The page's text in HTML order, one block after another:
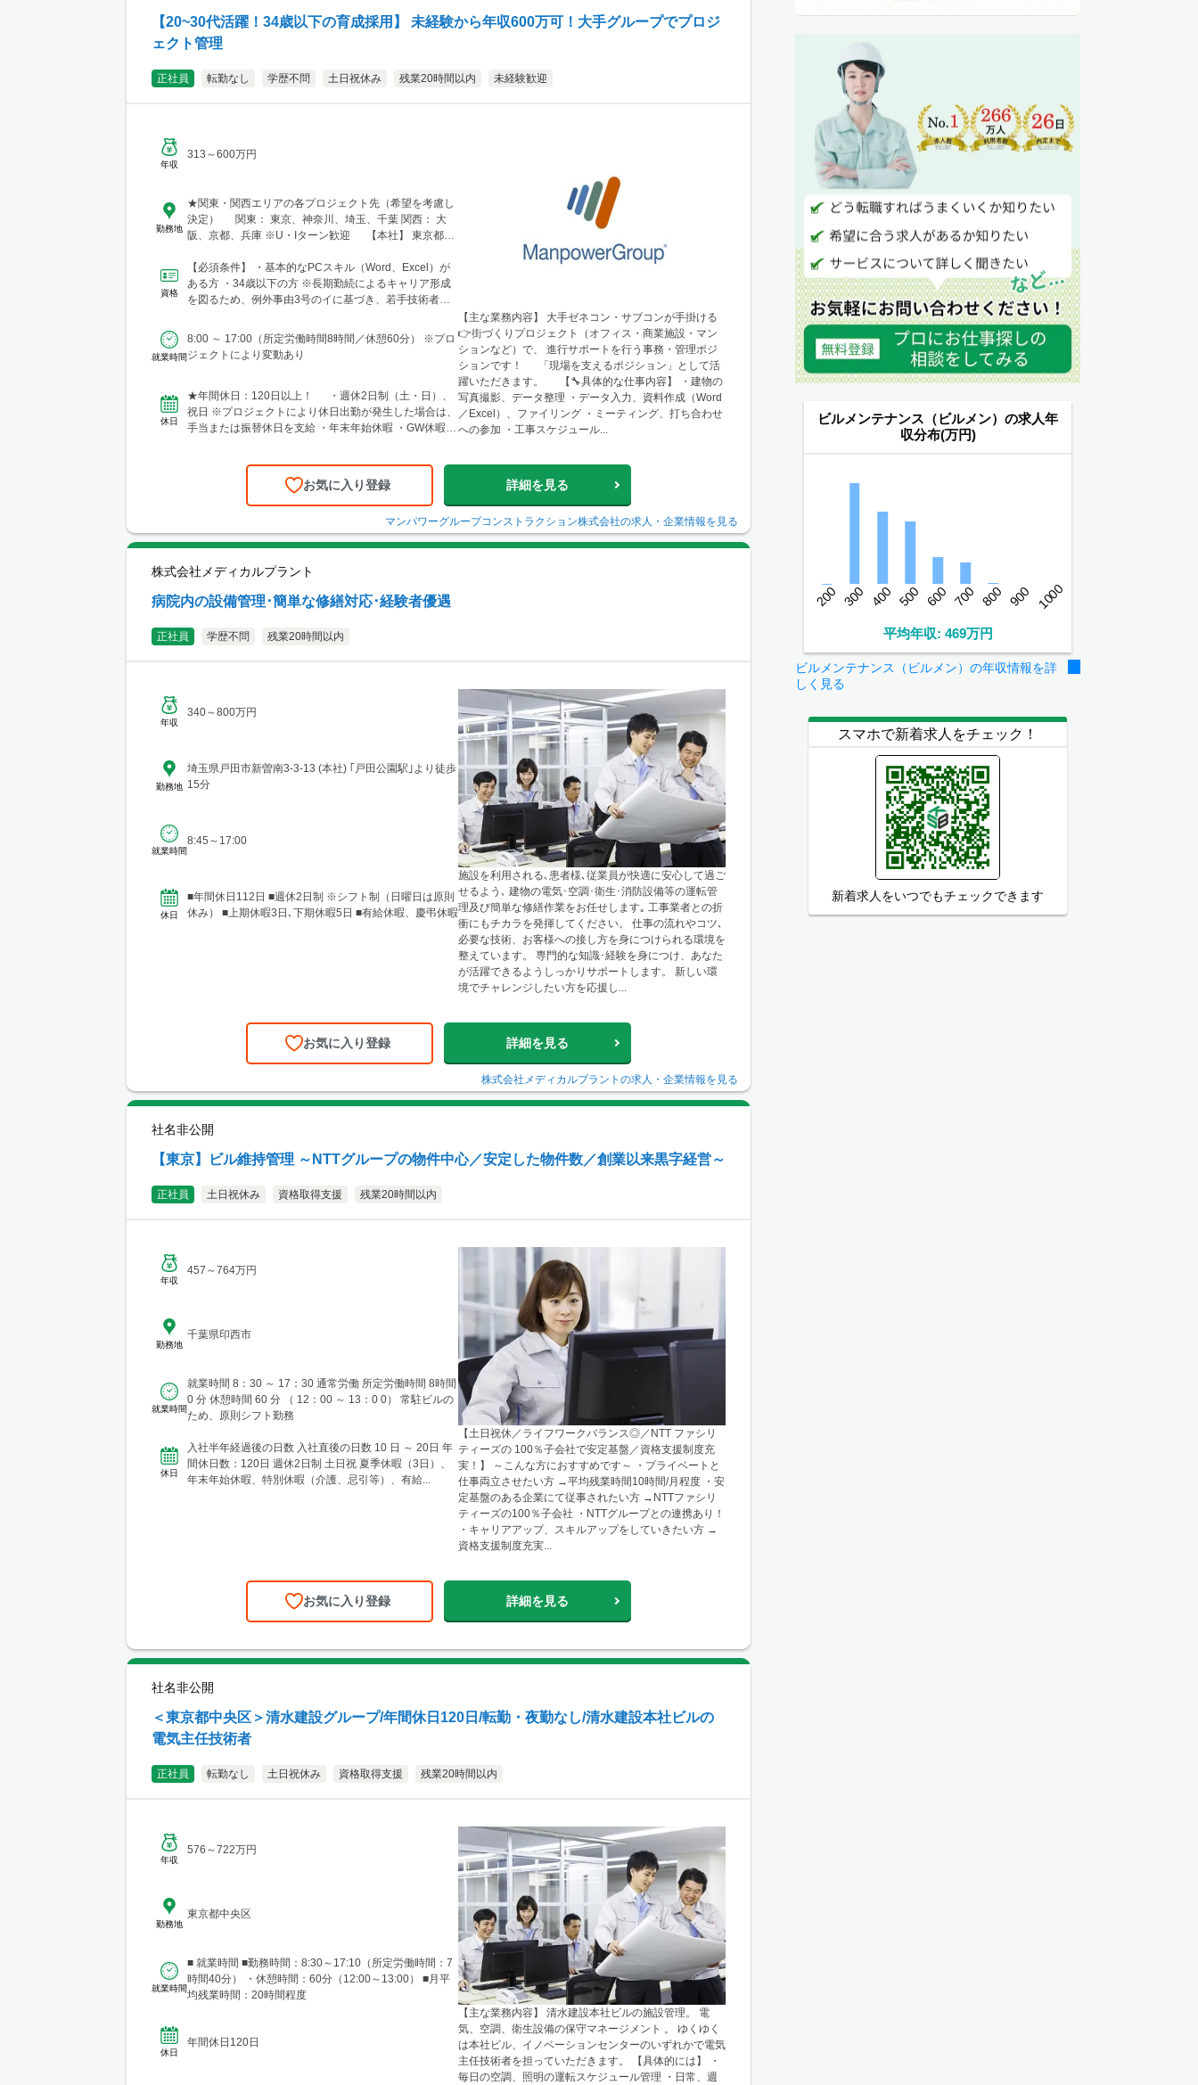
【20~30代活躍！34歳以下の育成採用】 未経験から年収600万可！大手グループでプロジ
ェクト管理
正社員 転勤なし 学歴不問 土日祝休み 残業20時間以内 未経験歓迎
年収
313～600万円
勤務地
★関東・関西エリアの各プロジェクト先（希望を考慮し
決定） 関東： 東京、神奈川、埼玉、千葉 関西： 大
阪、京都、兵庫 ※U・Iターン歓迎 【本社】 東京都港
資格
【必須条件】 ・基本的なPCスキル（Word、Excel）が
ある方 ・34歳以下の方 ※長期勤続によるキャリア形成
を図るため、例外事由3号のイに基づき、若手技術者の
就業時間
8:00 ～ 17:00（所定労働時間8時間／休憩60分） ※プロ
ジェクトにより変動あり
休日
★年間休日：120日以上！ ・週休2日制（土・日）、
祝日 ※プロジェクトにより休日出勤が発生した場合は、
手当または振替休日を支給 ・年末年始休暇 ・GW休暇
【主な業務内容】 大手ゼネコン・サブコンが手掛ける
👉街づくりプロジェクト（オフィス・商業施設・マン
ションなど）で、 進行サポートを行う事務・管理ポジ
ションです！ 「現場を支えるポジション」として活
躍いただきます。 【🔧具体的な仕事内容】 ・建物の
写真撮影、データ整理 ・データ入力、資料作成（Word
／Excel）、ファイリング ・ミーティング、打ち合わせ
への参加 ・工事スケジュール...
お気に入り登録 詳細を見る
マンパワーグループコンストラクション株式会社の求人・企業情報を見る
株式会社メディカルプラント
病院内の設備管理･簡単な修繕対応･経験者優遇
正社員 学歴不問 残業20時間以内
年収
340～800万円
勤務地
埼玉県戸田市新曽南3-3-13 (本社) ｢戸田公園駅｣より徒歩
15分
就業時間
8:45～17:00
休日
■年間休日112日 ■週休2日制 ※シフト制（日曜日は原則
休み） ■上期休暇3日､下期休暇5日 ■有給休暇、慶弔休暇
施設を利用される､患者様､従業員が快適に安心して過ご
せるよう､ 建物の電気･空調･衛生･消防設備等の運転管
理及び簡単な修繕作業をお任せします｡ 工事業者との折
衝にもチカラを発揮してください。 仕事の流れやコツ､
必要な技術、お客様への接し方を身につけられる環境を
整えています。 専門的な知識･経験を身につけ、あなた
が活躍できるようしっかりサポートします。 新しい環
境でチャレンジしたい方を応援し...
お気に入り登録 詳細を見る
株式会社メディカルプラント の求人・企業情報を見る
社名非公開
【東京】ビル維持管理 ～NTTグループの物件中心／安定した物件数／創業以来黒字経営～
正社員 土日祝休み 資格取得支援 残業20時間以内
年収
457～764万円
勤務地
千葉県印西市
就業時間
就業時間 8：30 ～ 17：30 通常労働 所定労働時間 8時間
0 分 休憩時間 60 分 （ 12：00 ～ 13：0 0） 常駐ビルの
ため、原則シフト勤務
休日
入社半年経過後の日数 入社直後の日数 10 日 ～ 20日 年
間休日数：120日 週休2日制 土日祝 夏季休暇（3日）、
年末年始休暇、特別休暇（介護、忌引等）、有給...
【土日祝休／ライフワークバランス◎／NTT ファシリ
ティーズの 100％子会社で安定基盤／資格支援制度充
実！】 ～こんな方におすすめです～ ・プライベートと
仕事両立させたい方 →平均残業時間10時間/月程度 ・安
定基盤のある企業にて従事されたい方 →NTTファシリ
ティーズの100％子会社 ・NTTグループとの連携あり！
・キャリアアップ、スキルアップをしていきたい方 →
資格支援制度充実...
お気に入り登録 詳細を見る
社名非公開
＜東京都中央区＞清水建設グループ/年間休日120日/転勤・夜勤なし/清水建設本社ビルの
電気主任技術者
正社員 転勤なし 土日祝休み 資格取得支援 残業20時間以内
年収
576～722万円
勤務地
東京都中央区
就業時間
■ 就業時間 ■勤務時間：8:30～17:10（所定労働時間：7
時間40分） ・休憩時間：60分（12:00～13:00） ■月平
均残業時間：20時間程度
休日
年間休日120日
【主な業務内容】 清水建設本社ビルの施設管理。 電
気、空調、衛生設備の保守マネージメント 。 ゆくゆく
は本社ビル、イノベーションセンターのいずれかで電気
主任技術者を担っていただきます。 【具体的には】 ・
毎日の空調、照明の運転スケジュール管理 ・日常、週
ビルメンテナンス（ビルメン）の求人年
収分布(万円)
200 300 400 500 600 700 800 900 1000
平均年収: 469万円
ビルメンテナンス（ビルメン）の年収情報を詳
しく見る
スマホで新着求人をチェック！
新着求人をいつでもチェックできます